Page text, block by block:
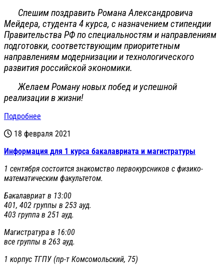
Спешим поздравить Романа Александровича
Мейдера, студента 4 курса, с назначением стипендии
Правительства РФ по специальностям и направлениям
подготовки, соответствующим приоритетным
направлениям модернизации и технологического
развития российской экономики.
Желаем Роману новых побед и успешной
реализации в жизни!
Подробнее
18 февраля 2021
Информация для 1 курса бакалавриата и магистратуры
1 сентября состоится знакомство первокурсников с физико-
математическим факультетом.
Бакалавриат в 13:00
401, 402 группы в 253 ауд.
403 группа в 251 ауд.
Магистратура в 16:00
все группы в 263 ауд.
1 корпус ТГПУ (пр-т Комсомольский, 75)